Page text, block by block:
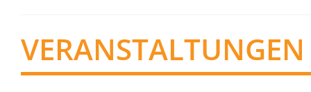
VERANSTALTUNGEN